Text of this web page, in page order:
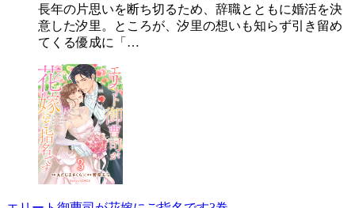
長年の片思いを断ち切るため、辞職とともに婚活を決
意した汐里。ところが、汐里の想いも知らず引き留め
てくる優成に「…